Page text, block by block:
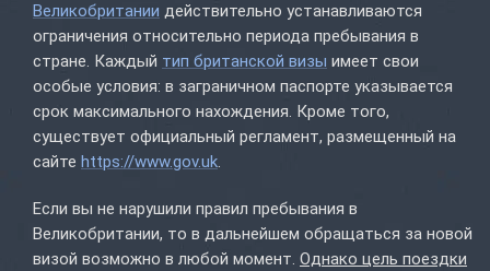
Великобритании действительно устанавливаются
ограничения относительно периода пребывания в
стране. Каждый тип британской визы имеет свои
особые условия: в заграничном паспорте указывается
срок максимального нахождения. Кроме того,
существует официальный регламент, размещенный на
сайте https://www.gov.uk.
Если вы не нарушили правил пребывания в
Великобритании, то в дальнейшем обращаться за новой
визой возможно в любой момент. Однако цель поездки